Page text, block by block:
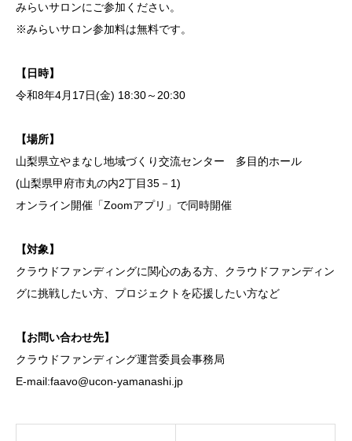
みらいサロンにご参加ください。
※みらいサロン参加料は無料です。
【日時】
令和8年4月17日(金) 18:30～20:30
【場所】
山梨県立やまなし地域づくり交流センター 多目的ホール
(山梨県甲府市丸の内2丁目35－1)
オンライン開催「Zoomアプリ」で同時開催
【対象】
クラウドファンディングに関心のある方、クラウドファンディン
グに挑戦したい方、プロジェクトを応援したい方など
【お問い合わせ先】
クラウドファンディング運営委員会事務局
E-mail:faavo@ucon-yamanashi.jp